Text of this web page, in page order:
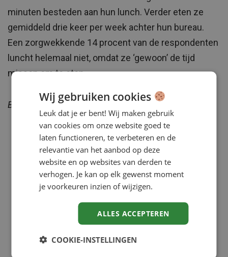
minuten besteden aan hun lunch. Verder eten ze
gemiddeld drie keer per week achter hun bureau.
Een zorgwekkende 14 procent van de respondenten
luncht helemaal niet, omdat ze ‘gewoon’ de tijd
missen om te eten.
Bronnen: NU.nl, Daily Mail
Wij gebruiken cookies
Leuk dat je er bent! Wij maken gebruik
van cookies om onze website goed te
laten functioneren, te verbeteren en de
relevantie van het aanbod op deze
website en op websites van derden te
verhogen. Je kan op elk gewenst moment
je voorkeuren inzien of wijzigen.
ALLES ACCEPTEREN
COOKIE-INSTELLINGEN